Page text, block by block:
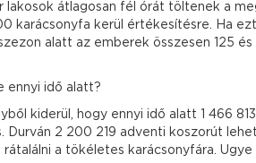
lakosok átlagosan fél órát töltenek a
karácsonyfa kerül értékesítésre. Ha
alatt az emberek összesen 125
ennyi idő alatt?
kiderül, hogy ennyi idő alatt 1 466
Durván 2 200 219 adventi koszorút
a tökéletes karácsonyfára.